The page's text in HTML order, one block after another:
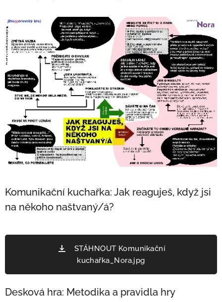
Komunikační kuchařka: Jak reaguješ, když jsi
na někoho naštvaný/á?
STÁHNOUT Komunikační
kuchařka_Nora.jpg
Desková hra: Metodika a pravidla hry